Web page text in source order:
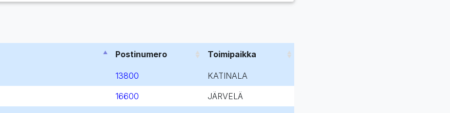
Postinumero Toimipaikka
13800
KATINALA
16600
JÄRVELÄ